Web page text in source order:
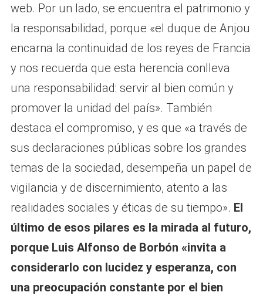
web. Por un lado, se encuentra el patrimonio y
la responsabilidad, porque «el duque de Anjou
encarna la continuidad de los reyes de Francia
y nos recuerda que esta herencia conlleva
una responsabilidad: servir al bien común y
promover la unidad del país». También
destaca el compromiso, y es que «a través de
sus declaraciones públicas sobre los grandes
temas de la sociedad, desempeña un papel de
vigilancia y de discernimiento, atento a las
realidades sociales y éticas de su tiempo». El
último de esos pilares es la mirada al futuro,
porque Luis Alfonso de Borbón «invita a
considerarlo con lucidez y esperanza, con
una preocupación constante por el bien